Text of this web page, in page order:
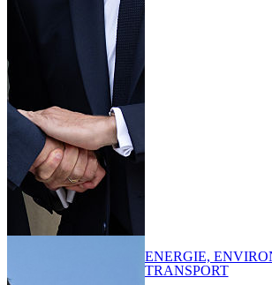
ENERGIE,
TRANSPORT